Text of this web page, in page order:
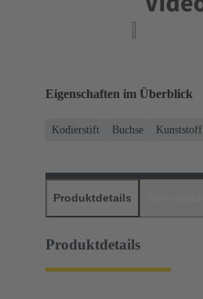
Eigenschaften im Überblick
Kodierstift Buchse Kunststoff
Produktdetails
Produktdetails